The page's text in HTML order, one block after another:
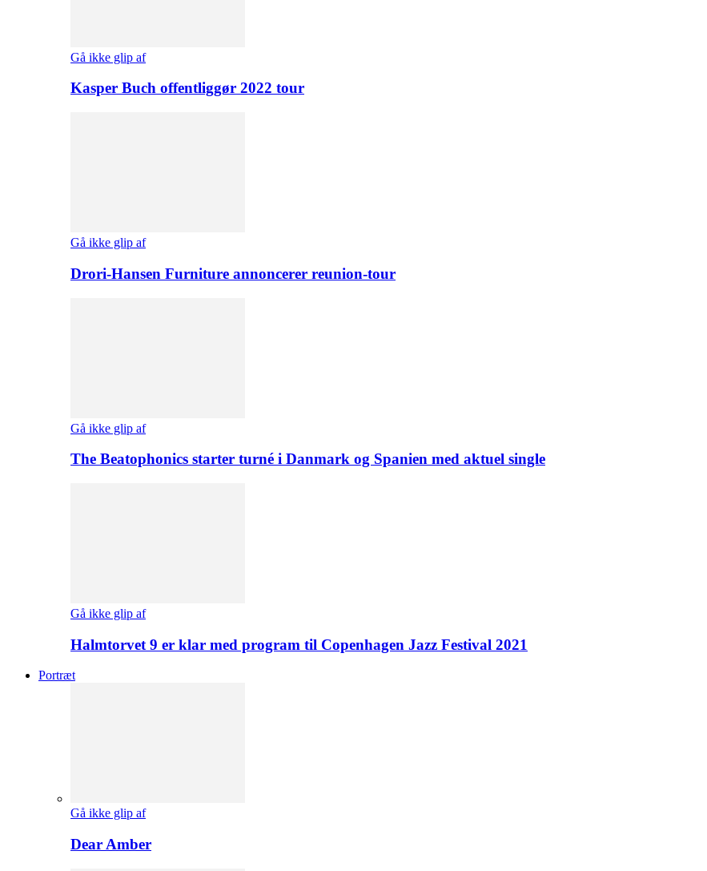
Gå ikke glip af
Kasper Buch offentliggør 2022 tour
Gå ikke glip af
Drori-Hansen Furniture annoncerer reunion-tour
Gå ikke glip af
The Beatophonics starter turné i Danmark og Spanien med aktuel single
Gå ikke glip af
Halmtorvet 9 er klar med program til Copenhagen Jazz Festival 2021
Portræt
Gå ikke glip af
Dear Amber